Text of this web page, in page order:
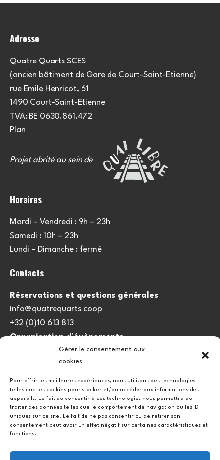
Gérer le consentement aux
cookies
Pour offrir les meilleures expériences, nous utilisons des technologies
telles que les cookies pour stocker et/ou accéder aux informations des
appareils. Le fait de consentir à ces technologies nous permettra de
traiter des données telles que le comportement de navigation ou les ID
uniques sur ce site. Le fait de ne pas consentir ou de retirer son
consentement peut avoir un effet négatif sur certaines caractéristiques et
fonctions.
Adresse
Quatre Quarts SCES
(ancien bâtiment de Gare de Court-Saint-Etienne)
rue Emile Henricot, 61
1490 Court-Saint-Etienne
TVA: BE 0630.861.472
Plan
Projet abrité au sein de
Horaires
Mardi – Vendredi : 9h – 23h
Samedi : 10h – 23h
Lundi – Dimanche : fermé
Contacts
Réservations et questions générales
info@quatrequarts.coop
+32 (0)10 613 813
Organisation d’évènements
viedulieu@quatrequarts.coop
Politique de cookies (UE)